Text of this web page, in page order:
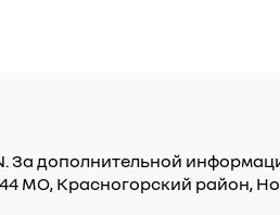
За дополнительной
МО, Красногорский район,